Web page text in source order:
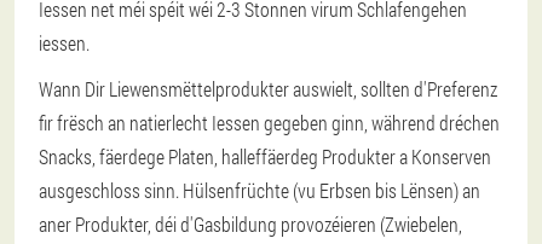
Iessen net méi spéit wéi 2-3 Stonnen virum Schlafengehen
iessen.
Wann Dir Liewensmëttelprodukter auswielt, sollten d'Preferenz
fir frësch an natierlecht Iessen gegeben ginn, während dréchen
Snacks, fäerdege Platen, halleffäerdeg Produkter a Konserven
ausgeschloss sinn. Hülsenfrüchte (vu Erbsen bis Lënsen) an
aner Produkter, déi d'Gasbildung provozéieren (Zwiebelen,